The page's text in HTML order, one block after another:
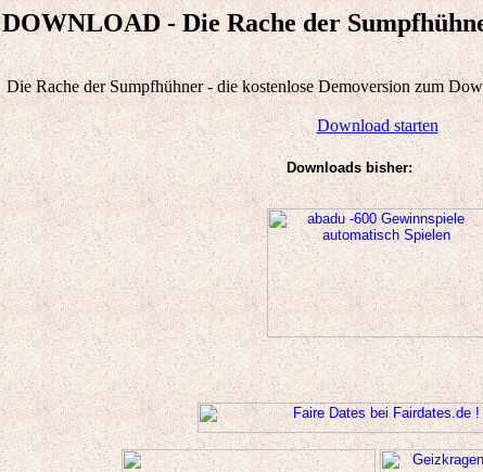
DOWNLOAD - Die Rache der
Die Rache der Sumpfhühner - die kostenlose Demoversion zum
Download starten
Downloads bisher: